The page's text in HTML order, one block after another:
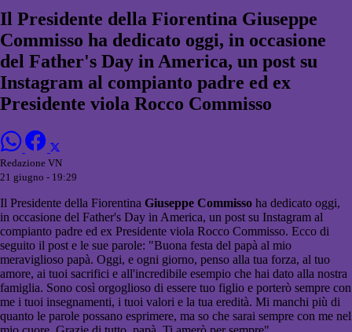
Il Presidente della Fiorentina Giuseppe
Commisso ha dedicato oggi, in occasione
del Father's Day in America, un post su
Instagram al compianto padre ed ex
Presidente viola Rocco Commisso
Redazione VN
21 giugno - 19:29
Il Presidente della Fiorentina Giuseppe Commisso ha dedicato oggi,
in occasione del Father's Day in America, un post su Instagram al
compianto padre ed ex Presidente viola Rocco Commisso. Ecco di
seguito il post e le sue parole: "Buona festa del papà al mio
meraviglioso papà. Oggi, e ogni giorno, penso alla tua forza, al tuo
amore, ai tuoi sacrifici e all'incredibile esempio che hai dato alla nostra
famiglia. Sono così orgoglioso di essere tuo figlio e porterò sempre con
me i tuoi insegnamenti, i tuoi valori e la tua eredità. Mi manchi più di
quanto le parole possano esprimere, ma so che sarai sempre con me nel